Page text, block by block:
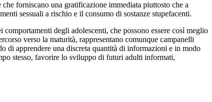
forniscano una gratificazione immediata piuttosto che a
sessuali a rischio e il consumo di sostanze stupefacenti.
degli adolescenti, che possono essere così meglio
verso la maturità, rappresentano comunque campanelli
di apprendere una discreta quantità di informazioni e in modo
stesso, favorire lo sviluppo di futuri adulti informati,